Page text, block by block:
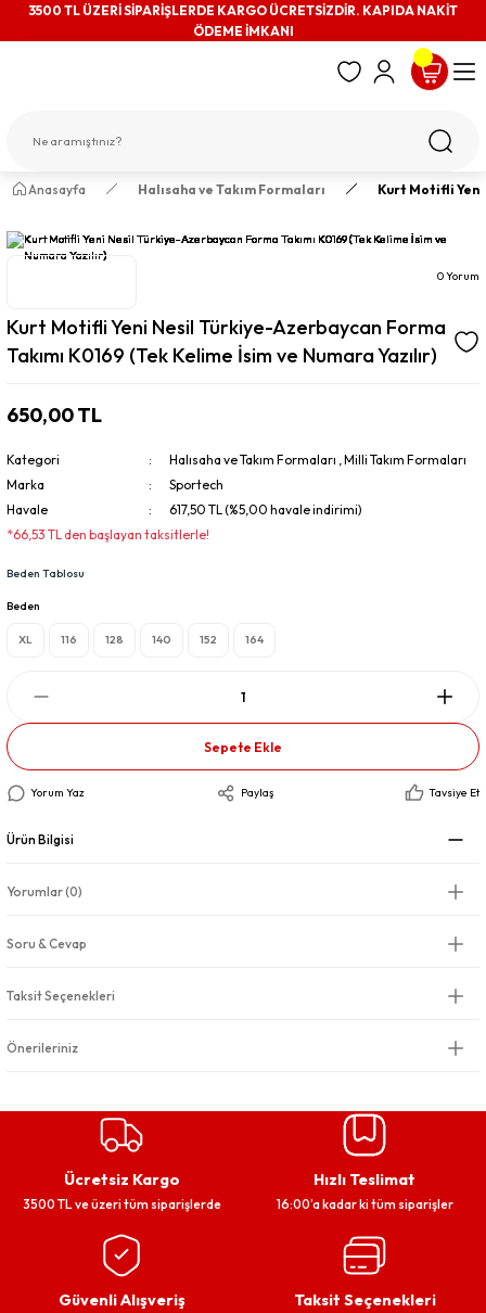
3500 TL ÜZERİ SİPARİŞLERDE KARGO ÜCRETSİZDİR. KAPIDA NAKİT
ÖDEME İMKANI
Anasayfa Halısaha ve Takım Formaları Kurt Motifli Yeni
0 Yorum
Kurt Motifli Yeni Nesil Türkiye-Azerbaycan Forma
Takımı K0169 (Tek Kelime İsim ve Numara Yazılır)
650,00 TL
Kategori Halısaha ve Takım Formaları ,Milli Takım Formaları
Marka
Sportech
Havale
617,50 TL (%5,00 havale indirimi)
*66,53 TL den başlayan taksitlerle!
Beden Tablosu
Beden
XL 116 128 140 152 164
Sepete Ekle
Yorum Yaz Paylaş Tavsiye Et
Ürün Bilgisi
Yorumlar (0)
Soru & Cevap
Taksit Seçenekleri
Önerileriniz
Ücretsiz Kargo
3500 TL ve üzeri tüm siparişlerde
Hızlı Teslimat
16:00’a kadar ki tüm siparişler
Güvenli Alışveriş Taksit Seçenekleri